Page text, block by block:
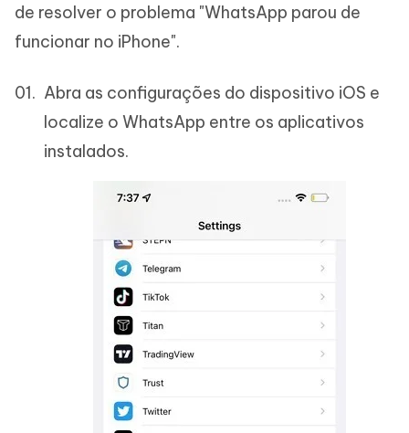
de resolver o problema "WhatsApp parou de
funcionar no iPhone".
Abra as configurações do dispositivo iOS e
localize o WhatsApp entre os aplicativos
instalados.